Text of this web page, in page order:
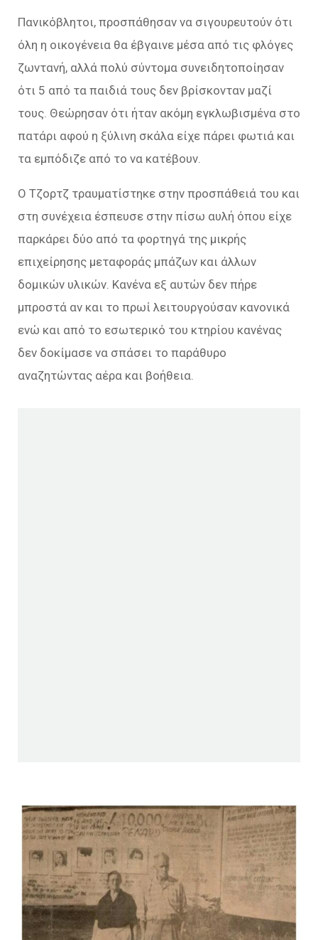
Πανικόβλητοι, προσπάθησαν να σιγουρευτούν ότι
όλη η οικογένεια θα έβγαινε μέσα από τις φλόγες
ζωντανή, αλλά πολύ σύντομα συνειδητοποίησαν
ότι 5 από τα παιδιά τους δεν βρίσκονταν μαζί
τους. Θεώρησαν ότι ήταν ακόμη εγκλωβισμένα στο
πατάρι αφού η ξύλινη σκάλα είχε πάρει φωτιά και
τα εμπόδιζε από το να κατέβουν.
Ο Τζορτζ τραυματίστηκε στην προσπάθειά του και
στη συνέχεια έσπευσε στην πίσω αυλή όπου είχε
παρκάρει δύο από τα φορτηγά της μικρής
επιχείρησης μεταφοράς μπάζων και άλλων
δομικών υλικών. Κανένα εξ αυτών δεν πήρε
μπροστά αν και το πρωί λειτουργούσαν κανονικά
ενώ και από το εσωτερικό του κτηρίου κανένας
δεν δοκίμασε να σπάσει το παράθυρο
αναζητώντας αέρα και βοήθεια.